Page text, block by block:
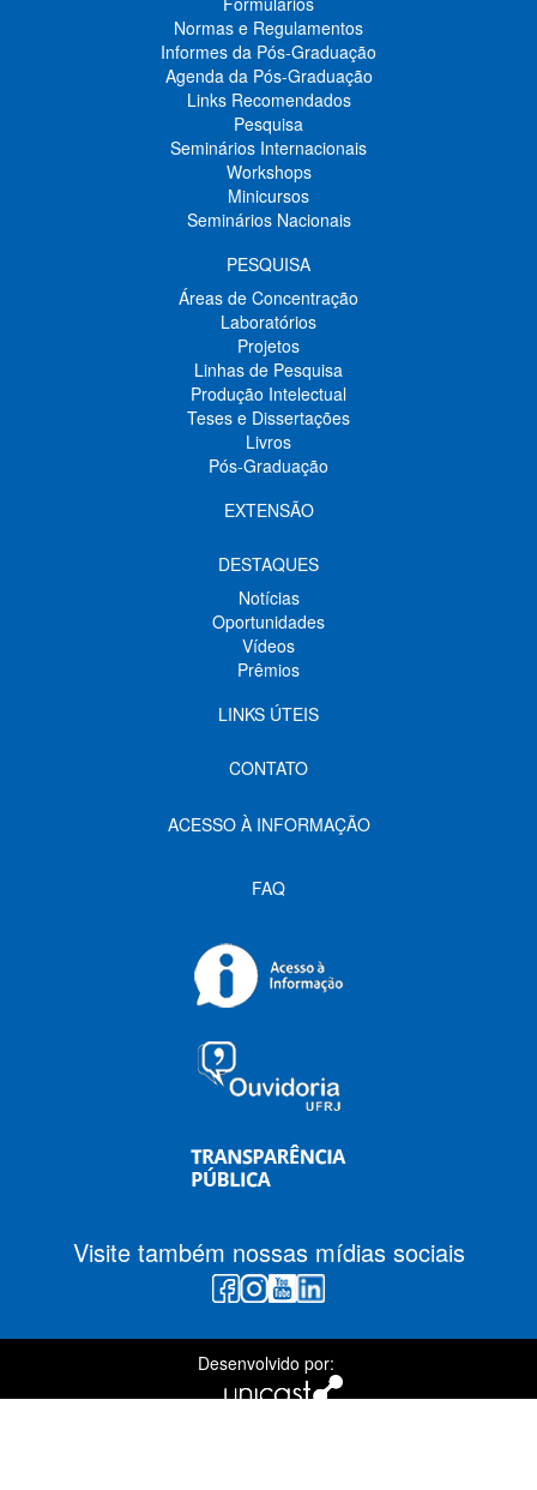
Normas e Regulamentos
Informes da Pós-Graduação
Agenda da Pós-Graduação
Links Recomendados
Pesquisa
Seminários Internacionais
Workshops
Minicursos
Seminários Nacionais
PESQUISA
Áreas de Concentração
Laboratórios
Projetos
Linhas de Pesquisa
Produção Intelectual
Teses e Dissertações
Livros
Pós-Graduação
EXTENSÃO
DESTAQUES
Notícias
Oportunidades
Vídeos
Prêmios
LINKS ÚTEIS
CONTATO
ACESSO À INFORMAÇÃO
FAQ
Visite também nossas mídias sociais
Desenvolvido por: